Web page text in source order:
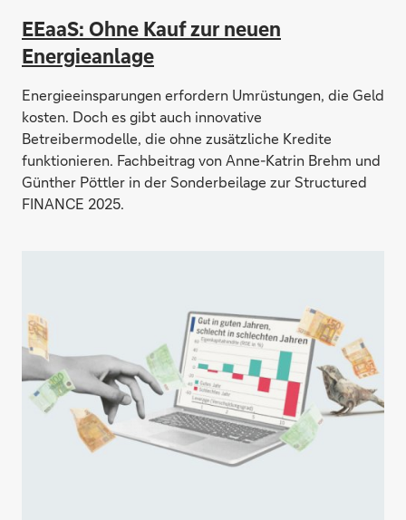
EEaaS: Ohne Kauf zur neuen
Energieanlage
Energieeinsparungen erfordern Umrüstungen, die Geld
kosten. Doch es gibt auch innovative
Betreibermodelle, die ohne zusätzliche Kredite
funktionieren. Fachbeitrag von Anne-Katrin Brehm und
Günther Pöttler in der Sonderbeilage zur Structured
FINANCE 2025.